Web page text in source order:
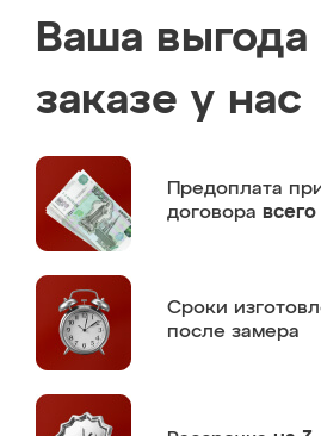
Ваша выгода
заказе у нас
Предоплата
договора
Сроки
после замера